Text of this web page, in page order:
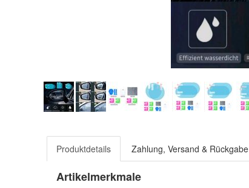
Produktdetails Zahlung, Versand & Rückgabe
Artikelmerkmale